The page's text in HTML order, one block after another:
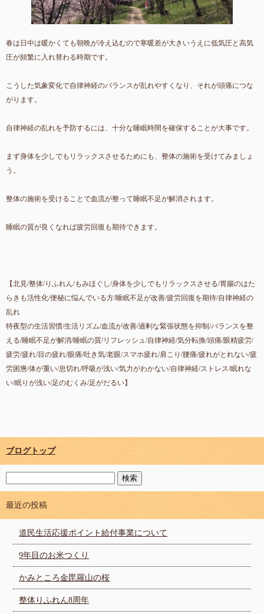
春は日中は暖かくても朝晩が冷え込むので寒暖差が大きいうえに低気圧と高気
圧が頻繁に入れ替わる時期です。
こうした気象変化で自律神経のバランスが乱れやすくなり、それが頭痛につな
がります。
自律神経の乱れを予防するには、十分な睡眠時間を確保することが大事です。
まず身体を少しでもリラックスさせるためにも、整体の施術を受けてみましょ
う。
整体の施術を受けることで血流が整って睡眠不足が解消されます。
睡眠の質が良くなれば疲労回復も期待できます。
【北見/整体/りふれん/もみほぐし/身体を少しでもリラックスさせる/胃腸のはた
らきも活性化/便秘に悩んでいる方/睡眠不足が改善/疲労回復を期待/自律神経の
乱れ
特夜型の生活習慣/生活リズム/血流が改善/過剰な緊張状態を抑制/バランスを整
える/睡眠不足が解消/睡眠の質/リフレッシュ/自律神経/気分転換/頭痛/眼精疲労/
疲労/疲れ/目の疲れ/眼痛/吐き気/老眼/スマホ疲れ/肩こり/腰痛/疲れがとれない/疲
労困憊/体が重い/息切れ/呼吸が浅い/気力がわかない/自律神経/ストレス/眠れな
い/眠りが浅い/足のむくみ/足がだるい】
ブログトップ
最近の投稿
道民生活応援ポイント給付事業について
9年目のお米つくり
かみところ金毘羅山の桜
整体りふれん8周年